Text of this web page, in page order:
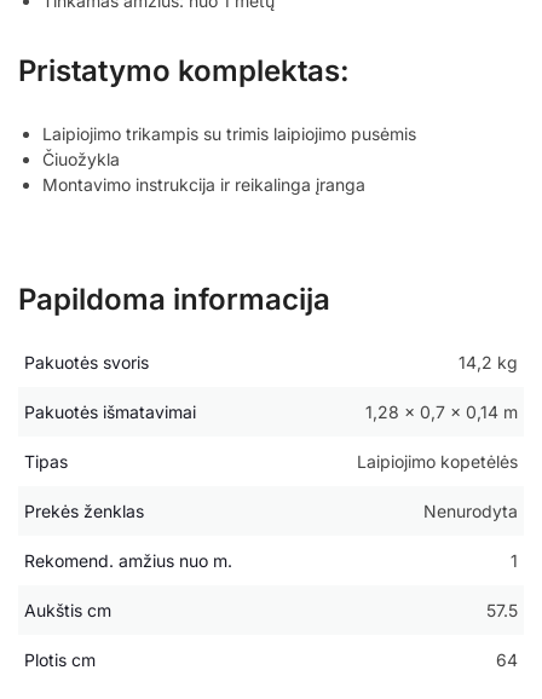
Pristatymo komplektas:
Laipiojimo trikampis su trimis laipiojimo pusėmis
Čiuožykla
Montavimo instrukcija ir reikalinga įranga
Papildoma informacija
Pakuotės svoris 14,2 kg
Pakuotės išmatavimai 1,28 × 0,7 × 0,14 m
Tipas Laipiojimo kopetėlės
Prekės ženklas Nenurodyta
Rekomend. amžius nuo m. 1
Aukštis cm 57.5
Plotis cm 64